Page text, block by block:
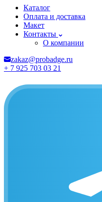
Каталог
Оплата и доставка
Макет
Контакты
О компании
zakaz@probadge.ru
+ 7 925 703 03 21